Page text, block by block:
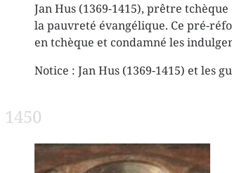
Jan Hus (1369-1415), prêtre
la pauvreté évangélique. Ce pré-
en tchèque et condamné les
Notice : Jan Hus (1369-1415) et les
1450